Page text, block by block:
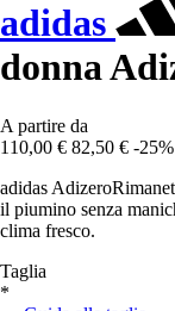
adidas
donna
A partire da
110,00 € 82,50 € -25%
adidas
il piumino senza
clima fresco.
Taglia
*